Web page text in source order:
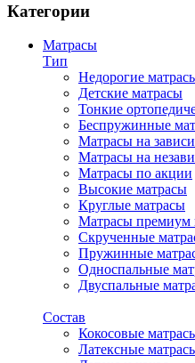
Категории
Матрасы
Тип
Недорогие
Детские матрасы
Тонкие
Беспружинные
Матрасы на
Матрасы на
Матрасы по акции
Высокие матрасы
Круглые матрасы
Матрасы премиум
Скрученные
Пружинные
Односпальные
Двуспальные
Состав
Кокосовые
Латексные